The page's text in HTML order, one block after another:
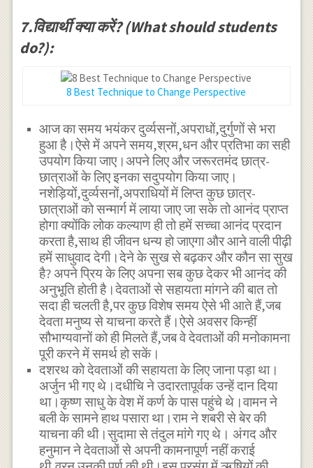
7.विद्यार्थी क्या करें? (What should students
do?):
8 Best Technique to Change Perspective
आज का समय भयंकर दुर्व्यसनों,अपराधों,दुर्गुणों से भरा
हुआ है।ऐसे में अपने समय,श्रम,धन और प्रतिभा का सही
उपयोग किया जाए।अपने लिए और जरूरतमंद छात्र-
छात्राओं के लिए इनका सदुपयोग किया जाए।
नशेड़ियों,दुर्व्यसनों,अपराधियों में लिप्त कुछ छात्र-
छात्राओं को सन्मार्ग में लाया जाए जा सके तो आनंद प्राप्त
होगा क्योंकि लोक कल्याण ही तो हमें सच्चा आनंद प्रदान
करता है,साथ ही जीवन धन्य हो जाएगा और आने वाली पीढ़ी
हमें साधुवाद देगी।देने के सुख से बढ़कर और कौन सा सुख
है? अपने प्रिय के लिए अपना सब कुछ देकर भी आनंद की
अनुभूति होती है।देवताओं से सहायता मांगने की बात तो
सदा ही चलती है,पर कुछ विशेष समय ऐसे भी आते हैं,जब
देवता मनुष्य से याचना करते हैं।ऐसे अवसर किन्हीं
सौभाग्यवानों को ही मिलते हैं,जब वे देवताओं की मनोकामना
पूरी करने में समर्थ हो सकें।
दशरथ को देवताओं की सहायता के लिए जाना पड़ा था।
अर्जुन भी गए थे।दधीचि ने उदारतापूर्वक उन्हें दान दिया
था।कृष्ण साधु के वेश में कर्ण के पास पहुंचे थे।वामन ने
बली के सामने हाथ पसारा था।राम ने शबरी से बेर की
याचना की थी।सुदामा से तंदुल मांगे गए थे। अंगद और
हनुमान ने देवताओं से अपनी कामनापूर्ण नहीं कराई